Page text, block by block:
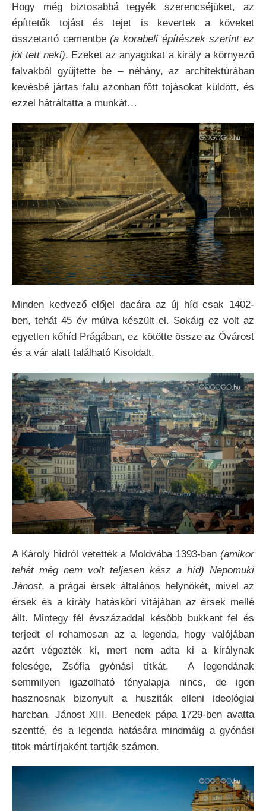
Hogy még biztosabbá tegyék szerencséjüket, az
építtetők tojást és tejet is kevertek a köveket
összetartó cementbe(a korabeli építészek szerint ez
jót tett neki). Ezeket az anyagokat a király a környező
falvakból gyűjtette be – néhány, az architektúrában
kevésbé jártas falu azonban főtt tojásokat küldött, és
ezzel hátráltatta a munkát…
Minden kedvező előjel dacára az új híd csak 1402-
ben, tehát 45 év múlva készült el. Sokáig ez volt az
egyetlen kőhíd Prágában, ez kötötte össze az Óvárost
és a vár alatt található Kisoldalt.
A Károly hídról vetették a Moldvába 1393-ban (amikor
tehát még nem volt teljesen kész a híd) Nepomuki
Jánost, a prágai érsek általános helynökét, mivel az
érsek és a király hatásköri vitájában az érsek mellé
állt. Mintegy fél évszázaddal később bukkant fel és
terjedt el rohamosan az a legenda, hogy valójában
azért végezték ki, mert nem adta ki a királynak
felesége, Zsófia gyónási titkát. A legendának
semmilyen igazolható tényalapja nincs, de igen
hasznosnak bizonyult a husziták elleni ideológiai
harcban. Jánost XIII. Benedek pápa 1729-ben avatta
szentté, és a legenda hatására mindmáig a gyónási
titok mártírjaként tartják számon.